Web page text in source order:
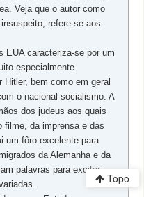
Veja que o autor como
refere-se aos
EUA caracteriza-se por um
especialmente
bem como em geral
o nacional-socialismo. A
dos judeus aos quais
filme, da imprensa e das
um fôro excelente para
da Alemanha e da
palavras para excitar
Topo